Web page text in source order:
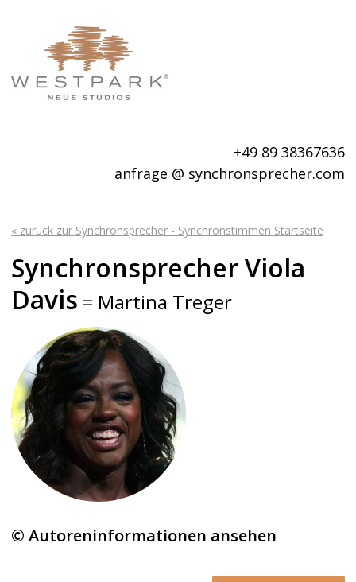
+49 89 38367636
anfrage @ synchronsprecher.com
« zurück zur Synchronsprecher - Synchronstimmen Startseite
Synchronsprecher Viola
Davis = Martina Treger
© Autoreninformationen ansehen